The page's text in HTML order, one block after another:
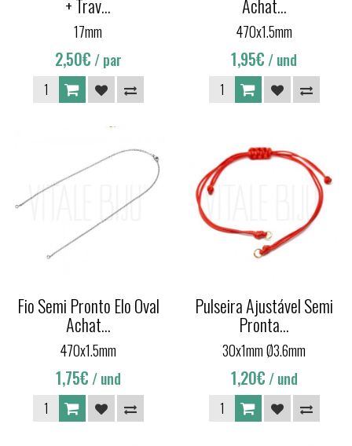
+ Trav...
17mm
2,50€ / par
Achat...
470x1.5mm
1,95€ / und
Fio Semi Pronto Elo Oval
Achat...
470x1.5mm
1,75€ / und
Pulseira Ajustável Semi
Pronta...
30x1mm Ø3.6mm
1,20€ / und